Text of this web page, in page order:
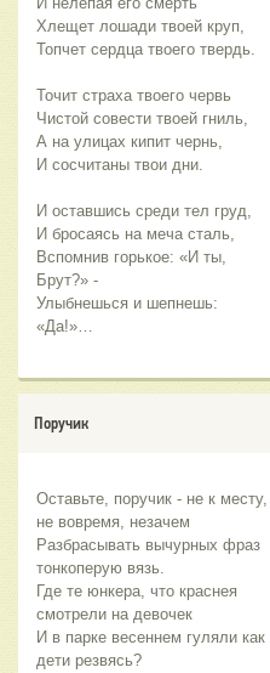
Хлещет лошади твоей круп,
Топчет сердца твоего твердь.
Точит страха твоего червь
Чистой совести твоей гниль,
А на улицах кипит чернь,
И сосчитаны твои дни.
И оставшись среди тел груд,
И бросаясь на меча сталь,
Вспомнив горькое: «И ты,
Брут?» -
Улыбнешься и шепнешь:
«Да!»…
Поручик
Оставьте, поручик - не к месту,
не вовремя, незачем
Разбрасывать вычурных фраз
тонкоперую вязь.
Где те юнкера, что краснея
смотрели на девочек
И в парке весеннем гуляли как
дети резвясь?